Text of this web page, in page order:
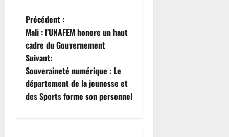
N
a
v
i
Précédent :
Mali : l’UNAFEM honore un haut
cadre du Gouvernement
Suivant:
Souveraineté numérique : Le
département de la jeunesse et
des Sports forme son personnel